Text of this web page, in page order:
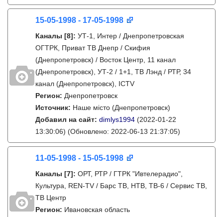
15-05-1998 - 17-05-1998
Каналы [8]: УТ-1, Интер / Днепропетровская
ОГТРК, Приват ТВ Днепр / Скифия
(Днепропетровск) / Восток Центр, 11 канал
(Днепропетровск), УТ-2 / 1+1, ТВ Лэнд / РТР, 34
канал (Днепропетровск), ICTV
Регион: Днепропетровск
Источник: Наше місто (Днепропетровск)
Добавил на сайт: dimlys1994 (2022-01-22
13:30:06) (Обновлено: 2022-06-13 21:37:05)
11-05-1998 - 15-05-1998
Каналы [7]: ОРТ, РТР / ГТРК "Ивтелерадио",
Культура, REN-TV / Барс ТВ, НТВ, ТВ-6 / Сервис ТВ,
ТВ Центр
Регион: Ивановская область